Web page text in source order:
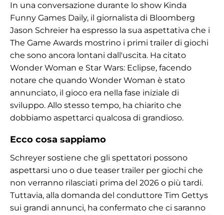
In una conversazione durante lo show Kinda
Funny Games Daily, il giornalista di Bloomberg
Jason Schreier ha espresso la sua aspettativa che i
The Game Awards mostrino i primi trailer di giochi
che sono ancora lontani dall'uscita. Ha citato
Wonder Woman e Star Wars: Eclipse, facendo
notare che quando Wonder Woman è stato
annunciato, il gioco era nella fase iniziale di
sviluppo. Allo stesso tempo, ha chiarito che
dobbiamo aspettarci qualcosa di grandioso.
Ecco cosa sappiamo
Schreyer sostiene che gli spettatori possono
aspettarsi uno o due teaser trailer per giochi che
non verranno rilasciati prima del 2026 o più tardi.
Tuttavia, alla domanda del conduttore Tim Gettys
sui grandi annunci, ha confermato che ci saranno